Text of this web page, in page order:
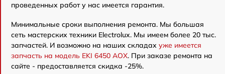
проведенных работ у нас имеется гарантия.
Минимальные сроки выполнения ремонта. Мы большая
сеть мастерских техники Electrolux. Мы имеем более 20 тыс.
запчастей. И возможно на наших складах уже имеется
запчасть на модель EKI 6450 AOX. При заказе ремонта на
сайте - предоставляется скидка -25%.